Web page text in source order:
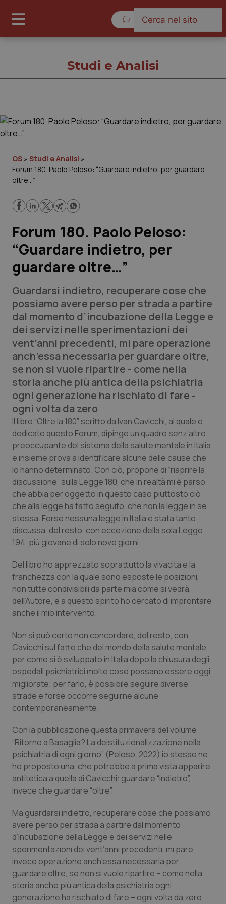
Governo e Parlamento
Regioni e Asl
Lavoro e Professioni
Scienza e Farmaci
Studi e Analisi
Lettere al direttore
Edizioni Regionali
QS Pro
Professionisti Sanitari.AI
Abruzzo
Basilicata
Calabria
Campania
Emilia-Romagna
Friuli Venezia Giulia
Lazio
Liguria
Lombardia
Marche
Molise
Piemonte
Provincia Autonoma di Trento
Puglia
Sicilia
Toscana
Umbria
QS Pro Gold
Artrite & artrosi
Asma & BPCO
Car-T
Colesterolo & coronaropatie
Dermatite Atopica
Diabete & glucometri
Disturbi dell’umore
Dolore
Donna & Salute
Epatiti
HIV
Ipertensione & Scompenso
Malattie rare
Neuroscienze & patologie neurodegenerative
Obesità
Oftalmologia
QS Club Newsletter
Studi e Analisi
QS » Studi e Analisi »
Forum 180. Paolo Peloso: “Guardare indietro, per guardare
oltre…”
Forum 180. Paolo Peloso:
“Guardare indietro, per
guardare oltre…”
Guardarsi indietro, recuperare cose che
possiamo avere perso per strada a partire
dal momento d’incubazione della Legge e
dei servizi nelle sperimentazioni dei
vent’anni precedenti, mi pare operazione
anch’essa necessaria per guardare oltre,
se non si vuole ripartire - come nella
storia anche più antica della psichiatria
ogni generazione ha rischiato di fare -
ogni volta da zero
Il libro “Oltre la 180” scritto da Ivan Cavicchi, al quale è
dedicato questo Forum, dipinge un quadro senz’altro
preoccupante del sistema della salute mentale in Italia
e insieme prova a identificare alcune delle cause che
lo hanno determinato. Con ciò, propone di “riaprire la
discussione” sulla Legge 180, che in realtà mi è parso
che abbia per oggetto in questo caso piuttosto ciò
che alla legge ha fatto seguito, che non la legge in se
stessa. Forse nessuna legge in Italia è stata tanto
discussa, del resto, con eccezione della sola Legge
194, più giovane di solo nove giorni.
Del libro ho apprezzato soprattutto la vivacità e la
franchezza con la quale sono esposte le posizioni,
non tutte condivisibili da parte mia come si vedrà,
dell’Autore, e a questo spirito ho cercato di improntare
anche il mio intervento.
Non si può certo non concordare, del resto, con
Cavicchi sul fatto che del mondo della salute mentale
per come si è sviluppato in Italia dopo la chiusura degli
ospedali psichiatrici molte cose possano essere oggi
migliorate; per farlo, è possibile seguire diverse
strade e forse occorre seguirne alcune
contemporaneamente.
Con la pubblicazione questa primavera del volume
“Ritorno a Basaglia? La deistituzionalizzazione nella
psichiatria di ogni giorno” (Peloso, 2022) io stesso ne
ho proposto una, che potrebbe a prima vista apparire
antitetica a quella di Cavicchi: guardare “indietro”,
invece che guardare “oltre”.
Ma guardarsi indietro, recuperare cose che possiamo
avere perso per strada a partire dal momento
d’incubazione della Legge e dei servizi nelle
sperimentazioni dei vent’anni precedenti, mi pare
invece operazione anch’essa necessaria per
guardare oltre, se non si vuole ripartire – come nella
storia anche più antica della psichiatria ogni
generazione ha rischiato di fare – ogni volta da zero.